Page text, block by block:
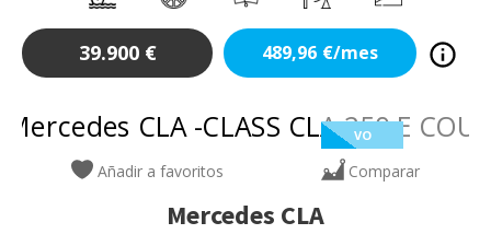
39.900 € 489,96 €/mes
VO
Añadir a favoritos Comparar
Mercedes CLA